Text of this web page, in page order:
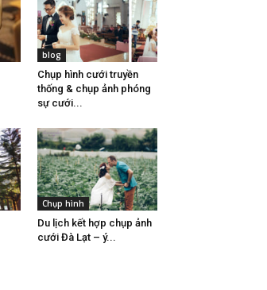
blog
Chụp hình cưới truyền
thống & chụp ảnh phóng
sự cưới...
Chụp hình
Du lịch kết hợp chụp ảnh
cưới Đà Lạt – ý...